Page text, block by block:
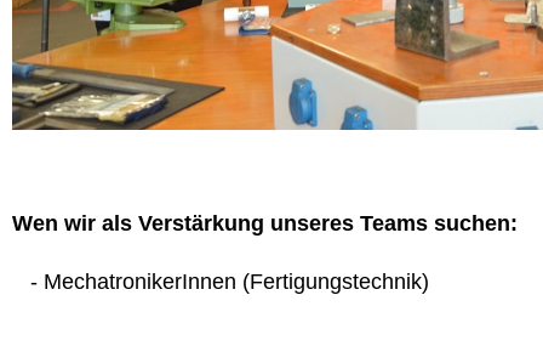
Wen wir als Verstärkung unseres Teams suchen:
- MechatronikerInnen (Fertigungstechnik)